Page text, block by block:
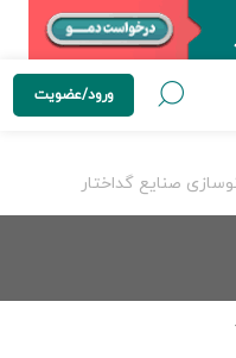
ورود/عضویت
صنایع گداختار